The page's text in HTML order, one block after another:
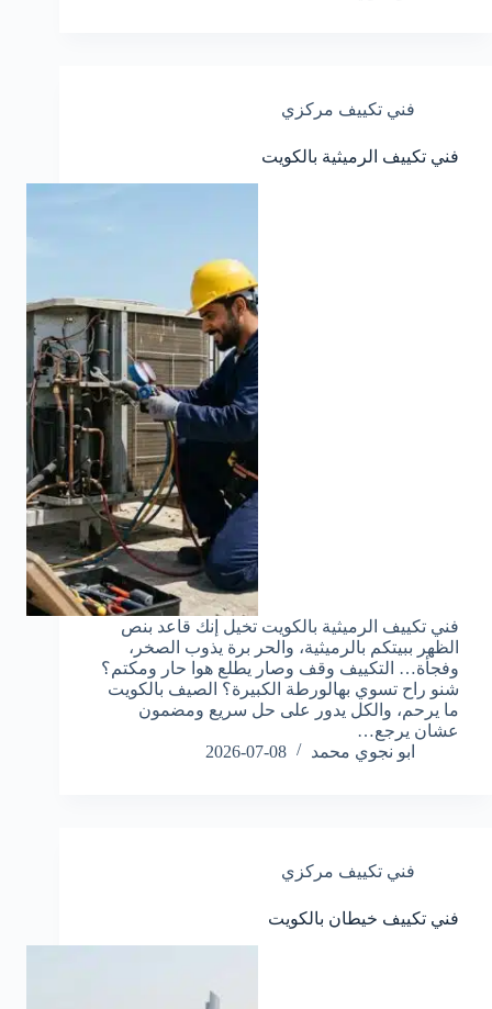
فني تكييف مركزي
فني تكييف الرميثية بالكويت
فني تكييف الرميثية بالكويت تخيل إنك قاعد بنص
الظهر ببيتكم بالرميثية، والحر برة يذوب الصخر،
وفجأة… التكييف وقف وصار يطلع هوا حار ومكتم؟
شنو راح تسوي بهالورطة الكبيرة؟ الصيف بالكويت
ما يرحم، والكل يدور على حل سريع ومضمون
عشان يرجع…
ابو نجوي محمد
2026-07-08
فني تكييف مركزي
فني تكييف خيطان بالكويت